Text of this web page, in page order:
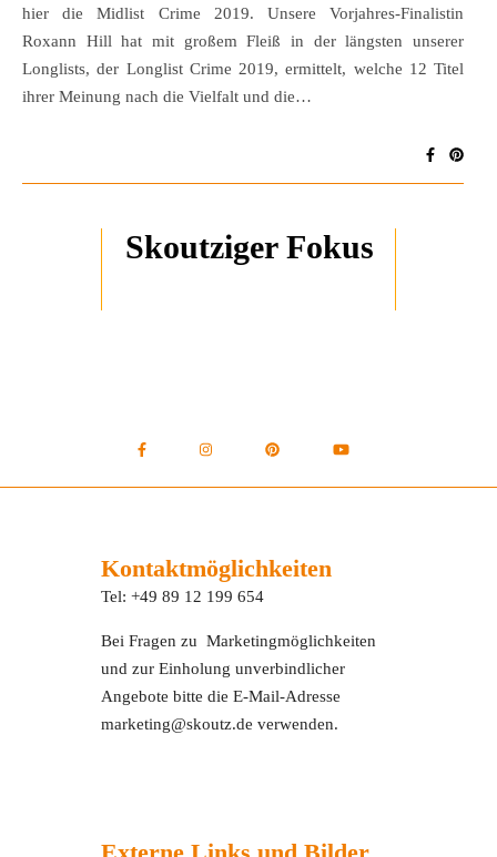
hier die Midlist Crime 2019. Unsere Vorjahres-Finalistin
Roxann Hill hat mit großem Fleiß in der längsten unserer
Longlists, der Longlist Crime 2019, ermittelt, welche 12 Titel
ihrer Meinung nach die Vielfalt und die…
Skoutziger Fokus
Kontaktmöglichkeiten
Tel: +49 89 12 199 654
Bei Fragen zu Marketingmöglichkeiten
und zur Einholung unverbindlicher
Angebote bitte die E-Mail-Adresse
marketing@skoutz.de verwenden.